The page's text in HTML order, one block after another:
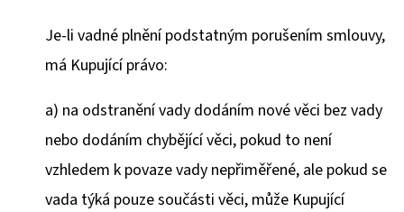
Je-li vadné plnění podstatným porušením smlouvy,
má Kupující právo:
a) na odstranění vady dodáním nové věci bez vady
nebo dodáním chybějící věci, pokud to není
vzhledem k povaze vady nepřiměřené, ale pokud se
vada týká pouze součásti věci, může Kupující